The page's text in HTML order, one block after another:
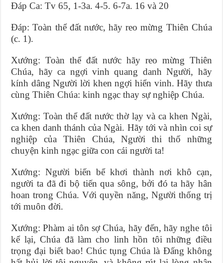
Ðáp Ca: Tv 65, 1-3a. 4-5. 6-7a. 16 và 20
Ðáp: Toàn thể đất nước, hãy reo mừng Thiên Chúa
(c. 1).
Xướng: Toàn thể đất nước hãy reo mừng Thiên
Chúa, hãy ca ngợi vinh quang danh Người, hãy
kính dâng Người lời khen ngợi hiển vinh. Hãy thưa
cùng Thiên Chúa: kinh ngạc thay sự nghiệp Chúa.
Xướng: Toàn thể đất nước thờ lạy và ca khen Ngài,
ca khen danh thánh của Ngài. Hãy tới và nhìn coi sự
nghiệp của Thiên Chúa, Người thi thố những
chuyện kinh ngạc giữa con cái người ta!
Xướng: Người biến bể khơi thành nơi khô cạn,
người ta đã đi bộ tiến qua sông, bởi đó ta hãy hân
hoan trong Chúa. Với quyền năng, Người thống trị
tới muôn đời.
Xướng: Phàm ai tôn sợ Chúa, hãy đến, hãy nghe tôi
kể lại, Chúa đã làm cho linh hồn tôi những điều
trọng đại biết bao! Chúc tụng Chúa là Ðấng không